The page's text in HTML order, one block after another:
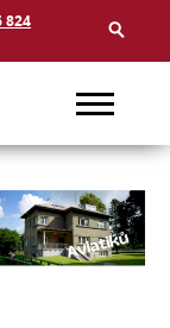
824